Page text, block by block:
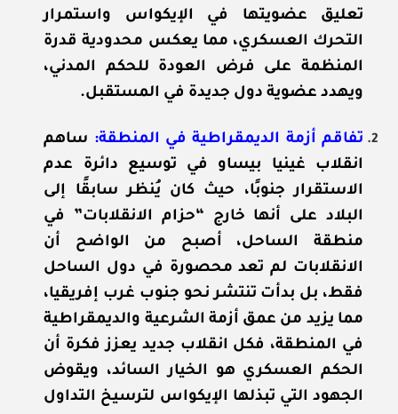
تعليق عضويتها في الإيكواس واستمرار
التحرك العسكري، مما يعكس محدودية قدرة
المنظمة على فرض العودة للحكم المدني،
ويهدد عضوية دول جديدة في المستقبل.
تفاقم أزمة الديمقراطية في المنطقة: ساهم
انقلاب غينيا بيساو في توسيع دائرة عدم
الاستقرار جنوبًا، حيث كان يُنظر سابقًا إلى
البلاد على أنها خارج “حزام الانقلابات” في
منطقة الساحل، أصبح من الواضح أن
الانقلابات لم تعد محصورة في دول الساحل
فقط، بل بدأت تنتشر نحو جنوب غرب إفريقيا،
مما يزيد من عمق أزمة الشرعية والديمقراطية
في المنطقة، فكل انقلاب جديد يعزز فكرة أن
الحكم العسكري هو الخيار السائد، ويقوض
الجهود التي تبذلها الإيكواس لترسيخ التداول